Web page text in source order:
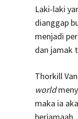
Laki-laki
dianggap
menjadi
dan jamak
Thorkill
world
maka ia
berjamaah.